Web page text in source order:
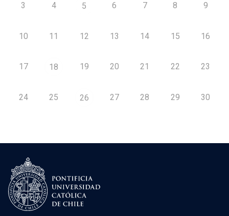
3 4 5 6 7 8 9
10 11 12 13 14 15 16
17 18 19 20 21 22 23
24 25 26 27 28 29 30